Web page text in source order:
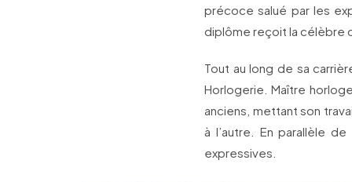
précoce salué par les
diplôme reçoit la célèbre
Tout au long de sa
Horlogerie. Maître
anciens, mettant son
à l’autre. En parallèle
expressives.